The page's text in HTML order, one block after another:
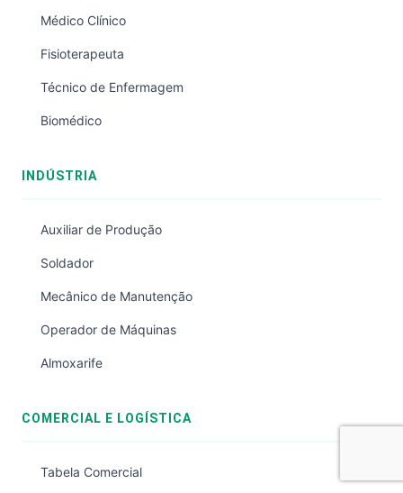
Médico Clínico
Fisioterapeuta
Técnico de Enfermagem
Biomédico
INDÚSTRIA
Auxiliar de Produção
Soldador
Mecânico de Manutenção
Operador de Máquinas
Almoxarife
COMERCIAL E LOGÍSTICA
Tabela Comercial